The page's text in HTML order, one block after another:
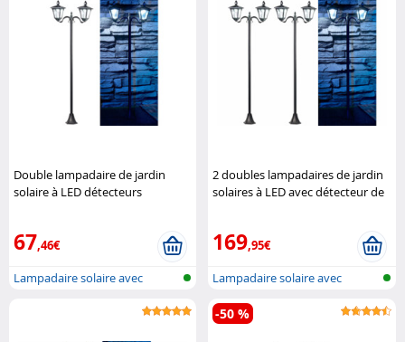
Double lampadaire de jardin
solaire à LED détecteurs
67,46€
Lampadaire solaire avec
2 doubles lampadaires de jardin
solaires à LED avec détecteur de
169,95€
Lampadaire solaire avec
détecteur d..
-50 %